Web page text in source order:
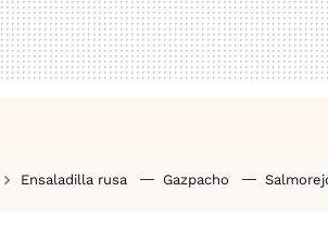
Ensaladilla rusa Gazpacho